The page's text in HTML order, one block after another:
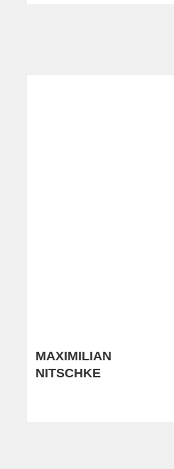
MAXIMILIAN
NITSCHKE